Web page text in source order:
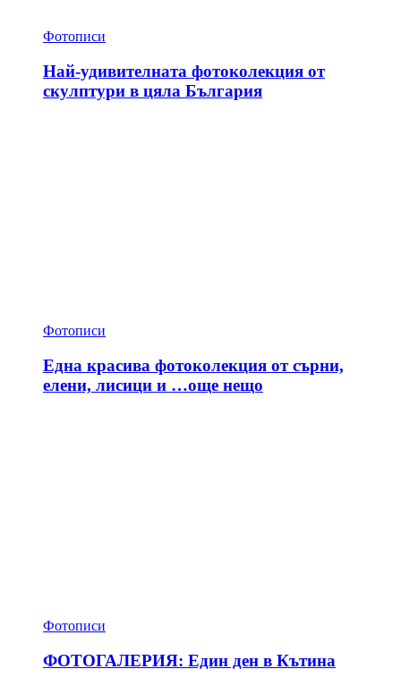
Фотописи
Най-удивителната фотоколекция от
скулптури в цяла България
Фотописи
Една красива фотоколекция от сърни,
елени, лисици и …още нещо
Фотописи
ФОТОГАЛЕРИЯ: Един ден в Кътина